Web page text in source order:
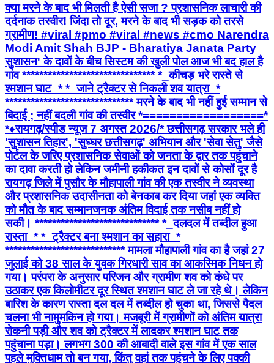
क्या मरने के बाद भी मिलती है ऐसी सजा ? प्रशासनिक लाचारी की
दर्दनाक तस्वीर! जिंदा तो दूर, मरने के बाद भी सड़क को तरसे
ग्रामीण! #viral #pmo #viral #news #cmo Narendra
Modi Amit Shah BJP - Bharatiya Janata Party
सुशासन' के दावों के बीच सिस्टम की खुली पोल आज भी बद हाल है
गांव ******************************* *_कीचड़ भरे रास्ते से
श्मशान घाट_* *_जाने ट्रैक्टर से निकली शव यात्रा_*
****************************** मरने के बाद भी नहीं हुई सम्मान से
बिदाई ; नहीं बदली गांव की तस्वीर *==================*
*♦रायगढ़/स्पीड न्यूज 7 अगस्त 2026/* छत्तीसगढ़ सरकार भले ही
'सुशासन तिहार', 'सुघ्घर छत्तीसगढ़' अभियान और 'सेवा सेतु' जैसे
पोर्टल के जरिए प्रशासनिक सेवाओं को जनता के द्वार तक पहुंचाने
का दावा करती हो लेकिन जमीनी हकीकत इन दावों से कोसों दूर है
रायगढ़ जिले में पुसौर के मौहापाली गांव की एक तस्वीर ने व्यवस्था
और प्रशासनिक उदासीनता को बेनकाब कर दिया जहां एक व्यक्ति
को मौत के बाद सम्मानजनक अंतिम विदाई तक नसीब नहीं हो
सकी। ***************************** *_​दलदल में तब्दील हुआ
रास्ता_* *_ट्रैक्टर बना श्मशान का सहारा_*
**************************** मामला मौहापाली गांव का है जहां 27
जुलाई को 38 साल के युवक गिरधारी साव का आकस्मिक निधन हो
गया। परंपरा के अनुसार परिजन और ग्रामीण शव को कंधे पर
उठाकर एक किलोमीटर दूर स्थित श्मशान घाट ले जा रहे थे। लेकिन
बारिश के कारण रास्ता दल दल में तब्दील हो चुका था, जिससे पैदल
चलना भी नामुमकिन हो गया। मजबूरी में ग्रामीणों को अंतिम यात्रा
रोकनी पड़ी और शव को ट्रैक्टर में लादकर श्मशान घाट तक
पहुंचाना पड़ा। लगभग 300 की आबादी वाले इस गांव में एक साल
पहले मुक्तिधाम तो बन गया, किंतु वहां तक पहुंचने के लिए पक्की